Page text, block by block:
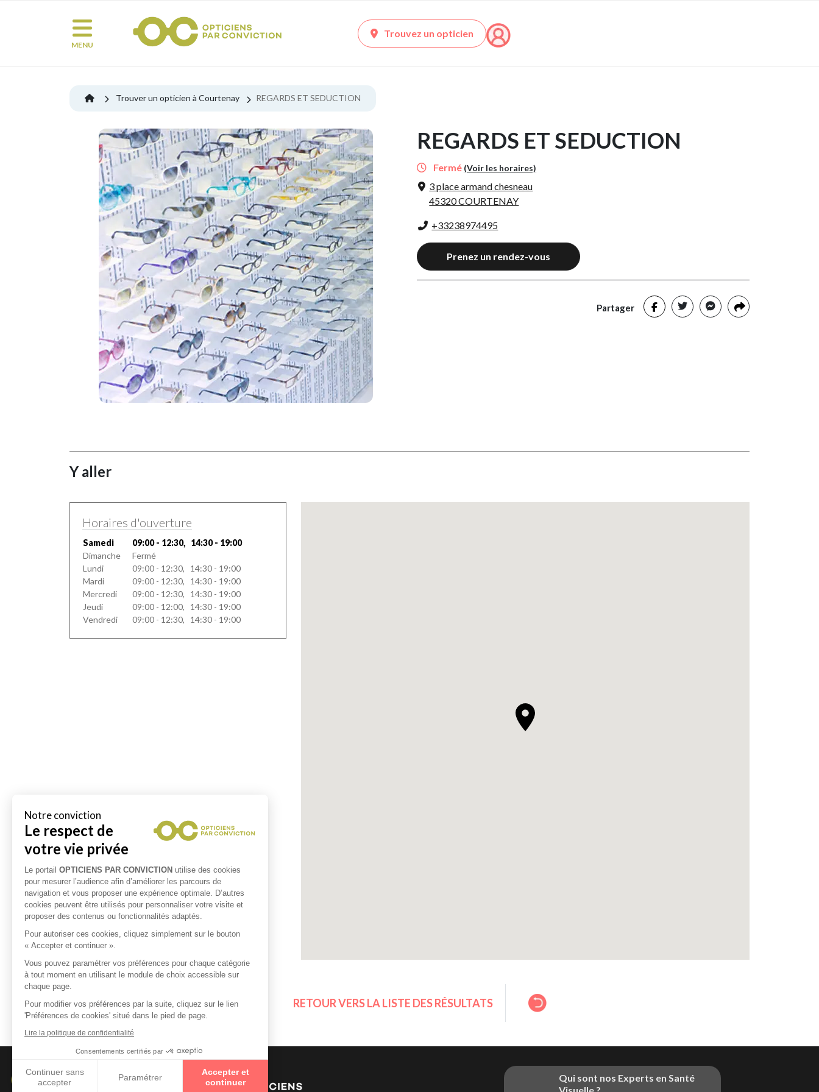
MENU
Trouvez un opticien
Trouver un opticien à Courtenay REGARDS ET SEDUCTION
REGARDS ET SEDUCTION
Fermé (Voir les horaires)
3 place armand chesneau
45320 COURTENAY
+33238974495
Prenez un rendez-vous
Partager
Y aller
Horaires d'ouverture
Samedi
09:00 - 12:30, 14:30 - 19:00
Dimanche
Fermé
Lundi
09:00 - 12:30, 14:30 - 19:00
Mardi
09:00 - 12:30, 14:30 - 19:00
Mercredi
09:00 - 12:30, 14:30 - 19:00
Jeudi
09:00 - 12:00, 14:30 - 19:00
Vendredi
09:00 - 12:30, 14:30 - 19:00
RETOUR VERS LA LISTE DES RÉSULTATS
Qui sont nos Experts en Santé
Notre conviction
Le respect de
votre vie privée
Le portail OPTICIENS PAR CONVICTION utilise des cookies
pour mesurer l’audience afin d’améliorer les parcours de
navigation et vous proposer une expérience optimale. D’autres
cookies peuvent être utilisés pour personnaliser votre visite et
proposer des contenus ou fonctionnalités adaptés.
Pour autoriser ces cookies, cliquez simplement sur le bouton
« Accepter et continuer ».
Vous pouvez paramétrer vos préférences pour chaque catégorie
à tout moment en utilisant le module de choix accessible sur
chaque page.
Pour modifier vos préférences par la suite, cliquez sur le lien
'Préférences de cookies' situé dans le pied de page.
Lire la politique de confidentialité
Consentements certifiés par
Continuer sans
accepter
Paramétrer
Accepter et
continuer